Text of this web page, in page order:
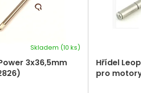
3x36,5mm
Skladem (10 ks)
Hřídel
pro